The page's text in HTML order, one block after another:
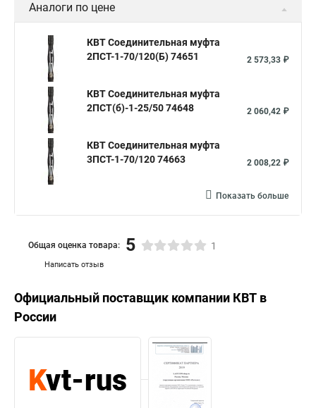
Аналоги по цене
КВТ Соединительная муфта
2ПСТ-1-70/120(Б) 74651
2 573,33 ₽
КВТ Соединительная муфта
2ПСТ(б)-1-25/50 74648
2 060,42 ₽
КВТ Соединительная муфта
3ПСТ-1-70/120 74663
2 008,22 ₽
Показать больше
Написать отзыв
Общая оценка товара: 5 1
Официальный поставщик компании КВТ в
России